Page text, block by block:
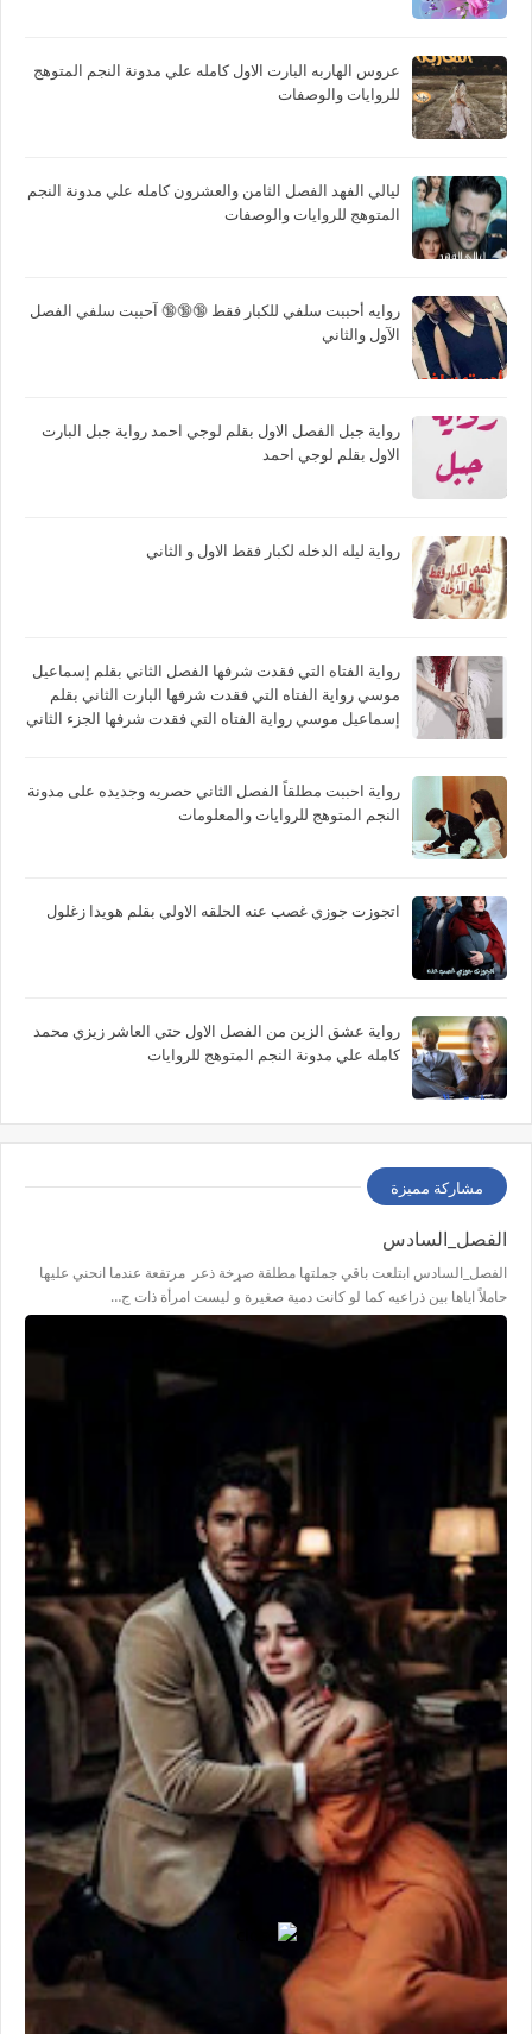
عروس الهاربه البارت الاول كامله علي مدونة النجم المتوهج
للروايات والوصفات
ليالي الفهد الفصل الثامن والعشرون كامله علي مدونة النجم
المتوهج للروايات والوصفات
روايه أحببت سلفي للكبار فقط 🔞🔞🔞 آحببت سلفي الفصل
الآول والثاني
رواية جبل الفصل الاول بقلم لوجي احمد رواية جبل البارت
الاول بقلم لوجي احمد
رواية ليله الدخله لكبار فقط الاول و الثاني
رواية الفتاه التي فقدت شرفها الفصل الثاني بقلم إسماعيل
موسي رواية الفتاه التي فقدت شرفها البارت الثاني بقلم
إسماعيل موسي رواية الفتاه التي فقدت شرفها الجزء الثاني
رواية احببت مطلقاً الفصل الثاني حصريه وجديده على مدونة
النجم المتوهج للروايات والمعلومات
اتجوزت جوزي غصب عنه الحلقه الاولي بقلم هويدا زغلول
رواية عشق الزين من الفصل الاول حتي العاشر زيزي محمد
كامله علي مدونة النجم المتوهج للروايات
مشاركة مميزة
الفصل_السادس
الفصل_السادس ابتلعت باقي جملتها مطلقة صړخة ذعر مرتفعة عندما انحني عليها
حاملاً اياها بين ذراعيه كما لو كانت دمية صغيرة و ليست امرأة ذات ج…